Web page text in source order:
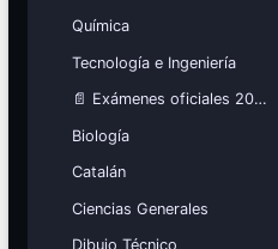
Química
Tecnología e Ingeniería
📄 Exámenes oficiales 2026
Biología
Catalán
Ciencias Generales
Dibujo Técnico